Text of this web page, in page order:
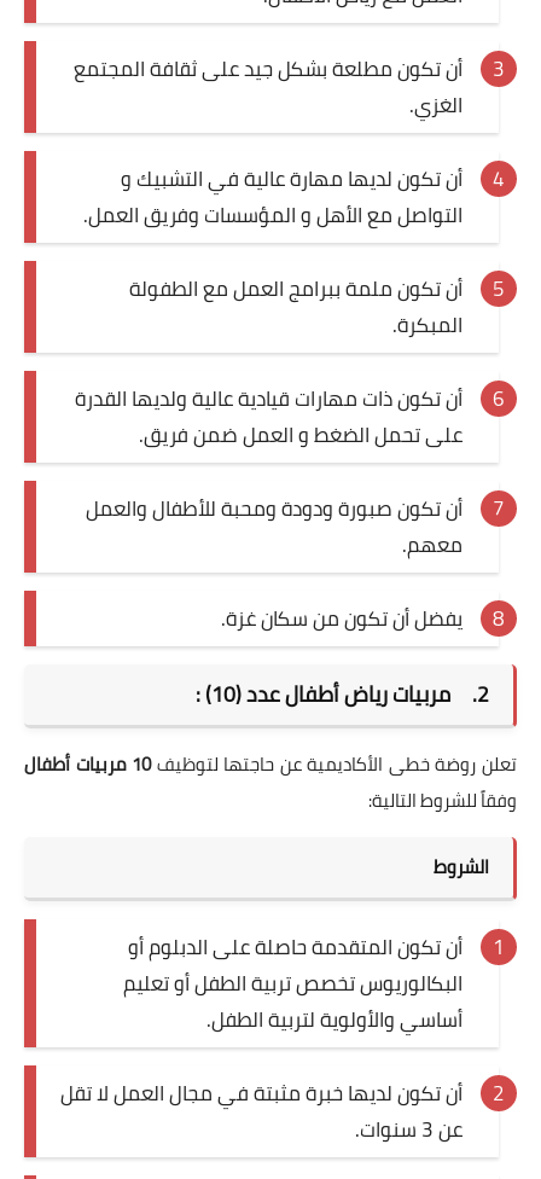
أن تكون مطلعة بشكل جيد على ثقافة المجتمع
الغزي.
أن تكون لديها مهارة عالية في التشبيك و
التواصل مع الأهل و المؤسسات وفريق العمل.
أن تكون ملمة ببرامج العمل مع الطفولة
المبكرة.
أن تكون ذات مهارات قيادية عالية ولديها القدرة
على تحمل الضغط و العمل ضمن فريق.
أن تكون صبورة ودودة ومحبة للأطفال والعمل
معهم.
يفضل أن تكون من سكان غزة.
2. مربيات رياض أطفال عدد (10) :
تعلن روضة خطى الأكاديمية عن حاجتها لتوظيف10 مربيات أطفال
وفقاً للشروط التالية:
الشروط
أن تكون المتقدمة حاصلة على الدبلوم أو
البكالوريوس تخصص تربية الطفل أو تعليم
أساسي والأولوية لتربية الطفل.
أن تكون لديها خبرة مثبتة في مجال العمل لا تقل
عن 3 سنوات.